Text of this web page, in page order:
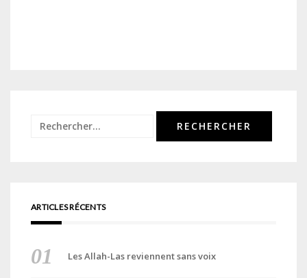
Rechercher :
ARTICLES RÉCENTS
Les Allah-Las reviennent sans voix